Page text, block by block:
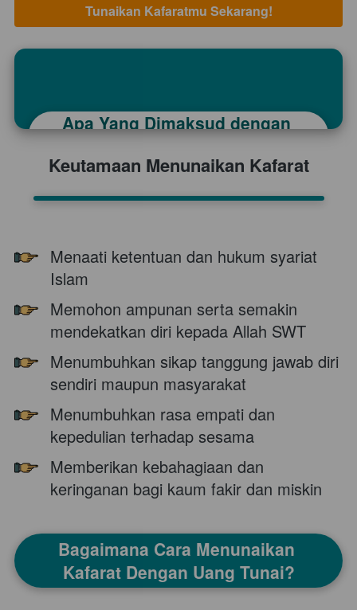
`
Tunaikan Kafaratmu Sekarang!
Kafarat adalah denda atau tebusan yang wajib
tertentu dalam syariat islam. Kafarat dapat berupa
lainnya sesuai ketentuan yang telah
Apa Yang Dimaksud dengan
Keutamaan Menunaikan Kafarat
Menaati ketentuan dan hukum syariat
Islam
Memohon ampunan serta semakin
mendekatkan diri kepada Allah SWT
Menumbuhkan sikap tanggung jawab diri
sendiri maupun masyarakat
Menumbuhkan rasa empati dan
kepedulian terhadap sesama
Memberikan kebahagiaan dan
keringanan bagi kaum fakir dan miskin
Bagaimana Cara Menunaikan
Kafarat Dengan Uang Tunai?